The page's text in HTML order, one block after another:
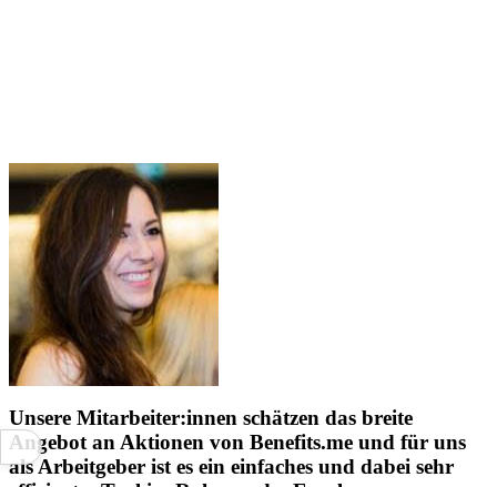
Unsere Mitarbeiter:innen schätzen das breite
Angebot an Aktionen von Benefits.me und für uns
als Arbeitgeber ist es ein einfaches und dabei sehr